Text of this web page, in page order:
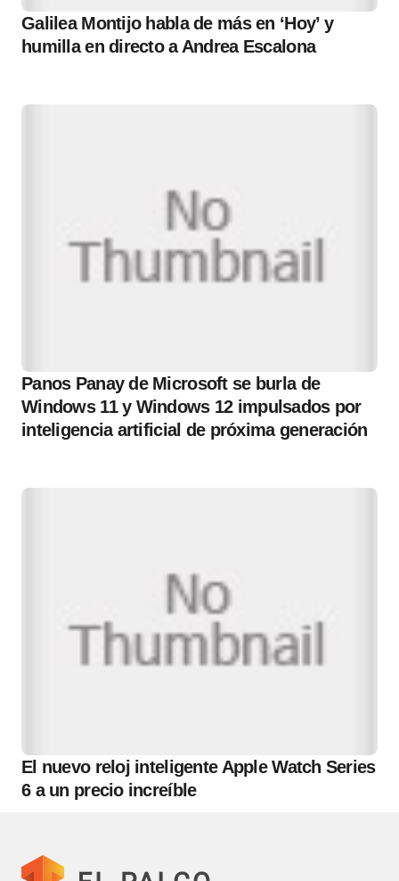
Galilea Montijo habla de más en ‘Hoy’ y
humilla en directo a Andrea Escalona
Panos Panay de Microsoft se burla de
Windows 11 y Windows 12 impulsados ​​por
inteligencia artificial de próxima generación
El nuevo reloj inteligente Apple Watch Series
6 a un precio increíble